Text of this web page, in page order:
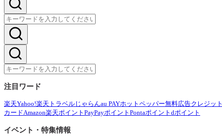
注目ワード
楽天Yahoo!楽天トラベル じゃらんau PAYホットペッパー無料広告クレジッ
カードAmazon楽天ポイント PayPayポイント Pontaポイント dポイント
イベント・特集情報